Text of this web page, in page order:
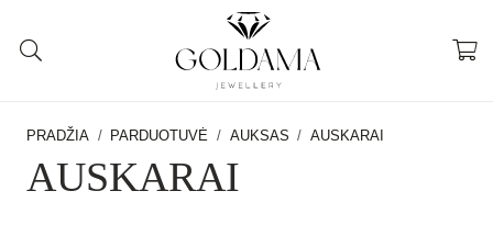
PRADŽIA / PARDUOTUVĖ / AUKSAS / AUSKARAI
AUSKARAI